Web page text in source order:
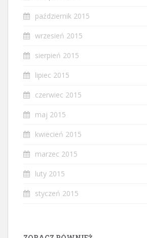
październik 2015
wrzesień 2015
sierpień 2015
lipiec 2015
czerwiec 2015
maj 2015
kwiecień 2015
marzec 2015
luty 2015
styczeń 2015